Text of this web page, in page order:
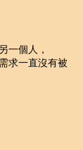
一個人，
求一直沒有被